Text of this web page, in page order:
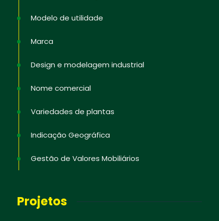
Modelo de utilidade
Marca
Design e modelagem industrial
Nome comercial
Variedades de plantas
Indicação Geográfica
Gestão de Valores Mobiliários
Projetos